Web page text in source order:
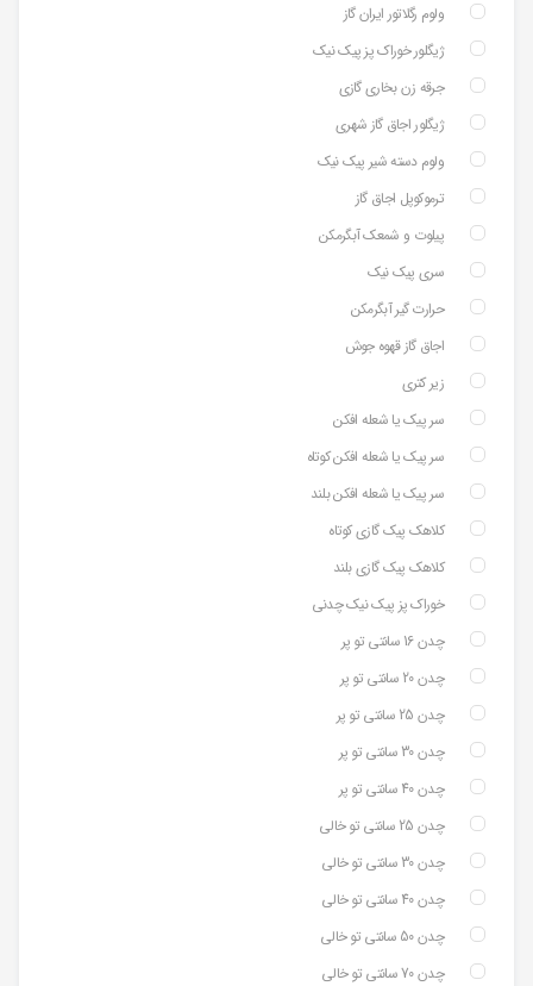
ولوم رگلاتور ایران گاز
ژیگلور خوراک پز پیک نیک
جرقه زن بخاری گازی
ژیگلور اجاق گاز شهری
ولوم دسته شیر پیک نیک
ترموکوپل اجاق گاز
پیلوت و شمعک آبگرمکن
سری پیک نیک
حرارت گیر آبگرمکن
اجاق گاز قهوه جوش
زیر کتری
سر پیک یا شعله افکن
سر پیک یا شعله افکن کوتاه
سر پیک یا شعله افکن بلند
کلاهک پیک گازی کوتاه
کلاهک پیک گازی بلند
خوراک پز پیک نیک چدنی
چدن 16 سانتی تو پر
چدن 20 سانتی تو پر
چدن 25 سانتی تو پر
چدن 30 سانتی تو پر
چدن 40 سانتی تو پر
چدن 25 سانتی تو خالی
چدن 30 سانتی تو خالی
چدن 40 سانتی تو خالی
چدن 50 سانتی تو خالی
چدن 70 سانتی تو خالی